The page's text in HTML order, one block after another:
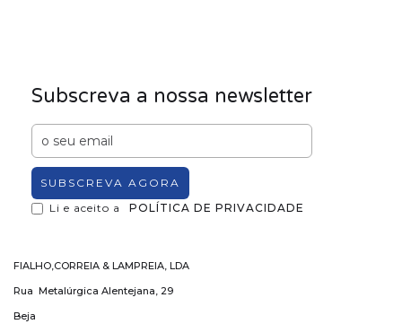
Subscreva a nossa newsletter
Li e aceito a POLÍTICA DE PRIVACIDADE
FIALHO,CORREIA & LAMPREIA, LDA
Rua Metalúrgica Alentejana, 29
Beja